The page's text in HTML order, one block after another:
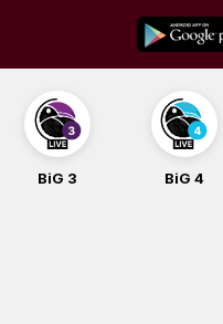
content
BiG 3 BiG 4